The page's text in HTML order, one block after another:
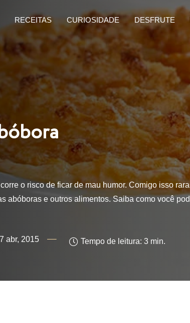
RECEITAS CURIOSIDADE DESFRUTE
o risco de ficar de mau humor. Comigo isso
abóboras e outros alimentos. Saiba como você
abr, 2015 Tempo de leitura: 3 min.